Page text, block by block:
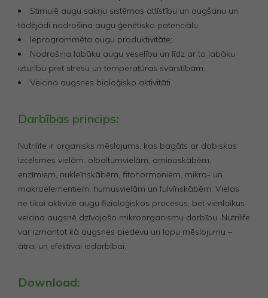
Stimulē augu sakņu sistēmas attīstību un augšanu un
tādējādi nodrošina augu ģenētisko potenciālu
Ieprogrammēta augu produktivitāte;
Nodrošina labāku augu veselību un līdz ar to labāku
izturību pret stresu un temperatūras svārstībām;
Veicina augsnes bioloģisko aktivitāti.
Darbības princips:
Nutrilife ir organisks mēslojums, kas bagāts ar dabiskas
izcelsmes vielām: olbaltumvielām, aminoskābēm,
enzīmiem, nukleīnskābēm, fitohormoniem, mikro- un
makroelementiem, humusvielām un fulvīnskābēm. Vielas
ne tikai aktivizē augu fizioloģiskos procesus, bet vienlaikus
veicina augsnē dzīvojošo mikroorganismu darbību. Nutrilife
var izmantot kā augsnes piedevu un lapu mēslojumu –
ātrai un efektīvai iedarbībai.
Download: